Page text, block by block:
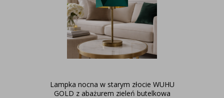
Lampka nocna w starym złocie WUHU
GOLD z abażurem zieleń butelkowa